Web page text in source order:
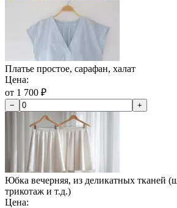
Платье простое, сарафан, халат
Цена:
от 1 700 ₽
− +
Юбка вечерняя, из деликатных тканей
трикотаж и т.д.)
Цена: